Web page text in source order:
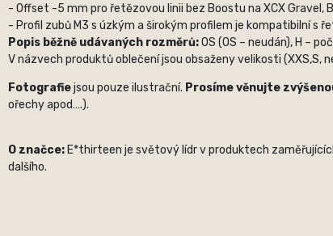
- Offset -5 mm pro řetězovou linii bez Boostu na XCX Gravel,
- Profil zubů M3 s úzkým a širokým profilem je kompatibilní s
Popis běžně udávaných rozměrů:OS (OS – neudán), H –
V názvech produktů oblečení jsou obsaženy velikosti (XXS,S,
Fotografiejsou pouze ilustrační. Prosíme věnujte
ořechy apod….).
O značce: E*thirteen je světový lídr v produktech
dalšího.